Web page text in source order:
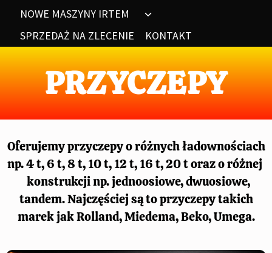
NOWE MASZYNY IRTEM
SPRZEDAŻ NA ZLECENIE
KONTAKT
PRZYCZEPY
Oferujemy przyczepy o różnych ładownościach
np. 4 t, 6 t, 8 t, 10 t, 12 t, 16 t, 20 t oraz o różnej
konstrukcji np. jednoosiowe, dwuosiowe,
tandem. Najczęściej są to przyczepy takich
marek jak Rolland, Miedema, Beko, Umega.